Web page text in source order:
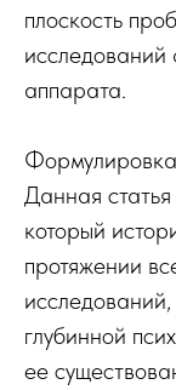
плоскость
исследований
аппарата.
Данная
который
протяжении
глубинной
ее